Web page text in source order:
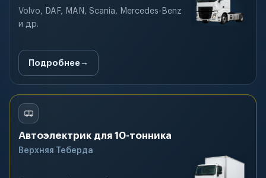
Volvo, DAF, MAN, Scania, Mercedes-Benz
и др.
Подробнее
Автоэлектрик для 10-тонника
Верхняя Теберда